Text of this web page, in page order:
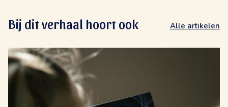
Bij dit verhaal hoort ook Alle artikelen